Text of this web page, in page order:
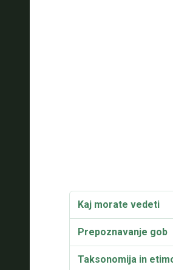
Kaj morate vedeti
Prepoznavanje gob
Taksonomija in